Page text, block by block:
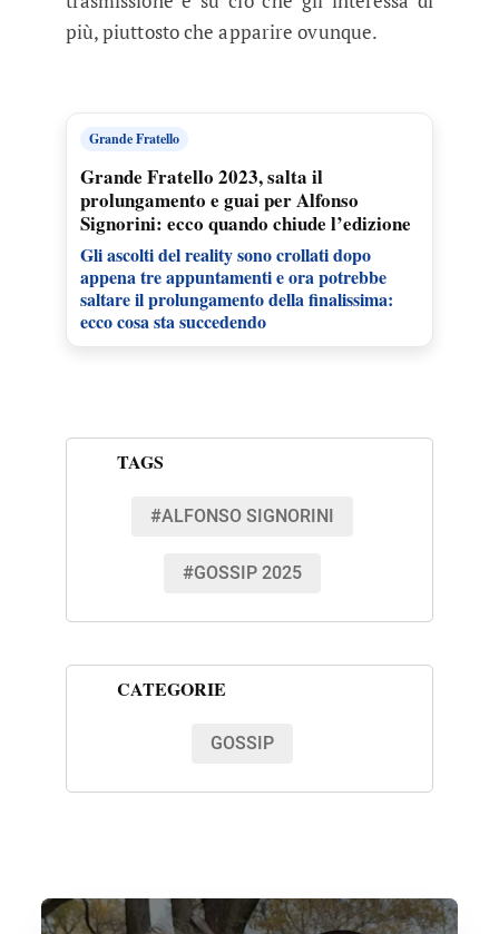
più, piuttosto che apparire ovunque.
Grande Fratello
Grande Fratello 2023, salta il
prolungamento e guai per Alfonso
Signorini: ecco quando chiude l’edizione
Gli ascolti del reality sono crollati dopo
appena tre appuntamenti e ora potrebbe
saltare il prolungamento della finalissima:
ecco cosa sta succedendo
TAGS
#ALFONSO SIGNORINI
#GOSSIP 2025
CATEGORIE
GOSSIP